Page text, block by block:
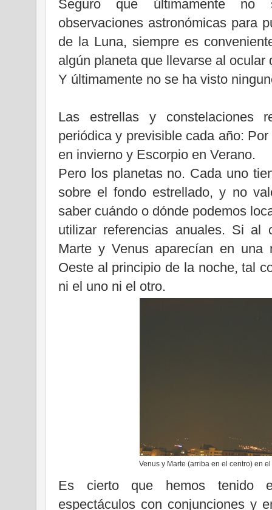
Seguro que últimamente no
observaciones astronómicas para
de la Luna, siempre es
algún planeta que llevarse al ocular
Y últimamente no se ha visto
Las estrellas y constelaciones
periódica y previsible cada año:
en invierno y Escorpio en Verano.
Pero los planetas no. Cada uno
sobre el fondo estrellado, y no
saber cuándo o dónde podemos
utilizar referencias anuales. Si al
Marte y Venus aparecían en una
Oeste al principio de la noche, tal
ni el uno ni el otro.
Venus y Marte (arriba en el centro) en
Es cierto que hemos tenido
espectáculos con conjunciones y